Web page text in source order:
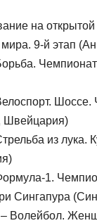
на
9-й этап
Швейцария)
из лука.
1.
Сингапура
– Волейбол.